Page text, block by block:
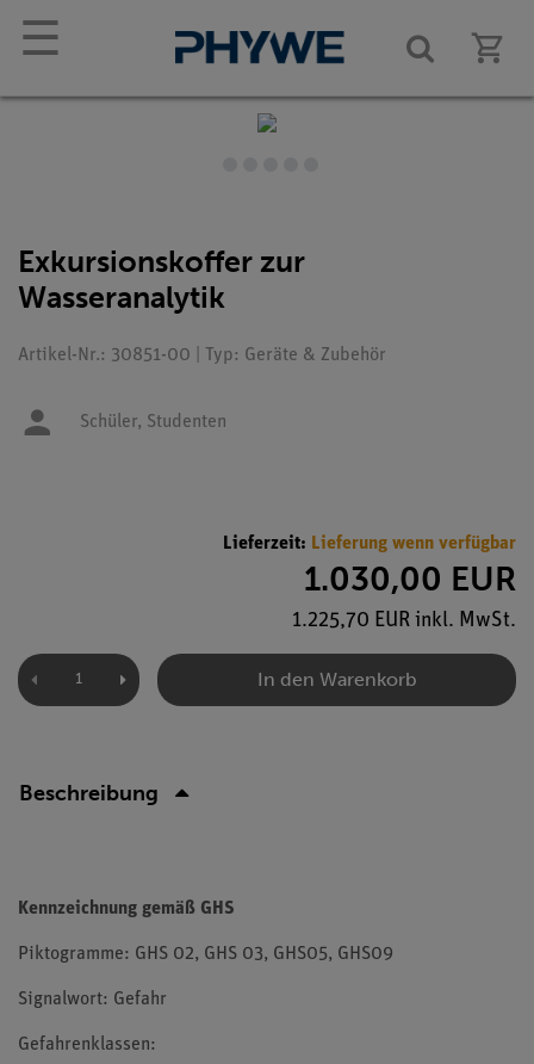
☰
Exkursionskoffer zur
Wasseranalytik
Artikel-Nr.: 30851-00 | Typ: Geräte & Zubehör
Schüler, Studenten
Lieferzeit: Lieferung wenn verfügbar
1.030,00 EUR
1.225,70 EUR inkl. MwSt.
In den Warenkorb
Beschreibung
Kennzeichnung gemäß GHS
Piktogramme: GHS 02, GHS 03, GHS05, GHS09
Signalwort: Gefahr
Gefahrenklassen: